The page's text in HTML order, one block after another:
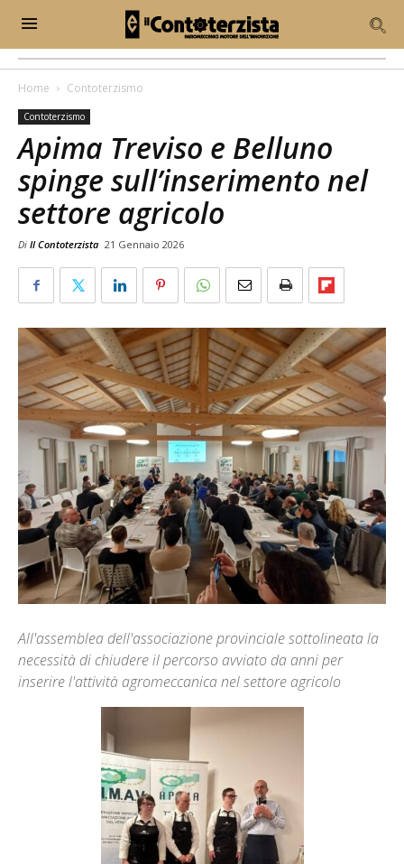
Home Contoterzismo
Contoterzismo
Apima Treviso e Belluno
spinge sull’inserimento nel
settore agricolo
Di Il Contoterzista 21 Gennaio 2026
All'assemblea dell'associazione provinciale sottolineata la
necessità di chiudere il percorso avviato da anni per
inserire l'attività agromeccanica nel settore agricolo